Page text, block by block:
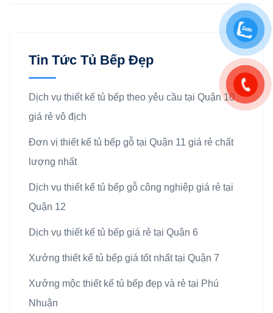
Tin Tức Tủ Bếp Đẹp
Dịch vụ thiết kế tủ bếp theo yêu cầu tại Quận 10
giá rẻ vô địch
Đơn vị thiết kế tủ bếp gỗ tại Quận 11 giá rẻ chất
lượng nhất
Dịch vụ thiết kế tủ bếp gỗ công nghiệp giá rẻ tại
Quận 12
Dịch vụ thiết kế tủ bếp giá rẻ tại Quận 6
Xưởng thiết kế tủ bếp giá tốt nhất tại Quận 7
Xưởng mộc thiết kế tủ bếp đẹp và rẻ tại Phú
Nhuận